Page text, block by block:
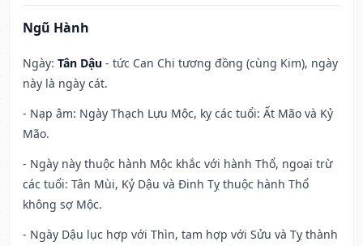
Ngũ Hành
Ngày: Tân Dậu - tức Can Chi tương đồng (cùng Kim), ngày
này là ngày cát.
- Nạp âm: Ngày Thạch Lựu Mộc, kỵ các tuổi: Ất Mão và Kỷ
Mão.
- Ngày này thuộc hành Mộc khắc với hành Thổ, ngoại trừ
các tuổi: Tân Mùi, Kỷ Dậu và Đinh Tỵ thuộc hành Thổ
không sợ Mộc.
- Ngày Dậu lục hợp với Thìn, tam hợp với Sửu và Tỵ thành